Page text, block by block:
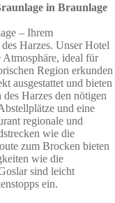
in Braunlage
– Ihrem
Harzes. Unser Hotel
ideal für
Region erkunden
ausgestattet und bieten
Harzes den nötigen
und eine
regionale und
wie die
zum Brocken bieten
wie die
sind leicht
ein.